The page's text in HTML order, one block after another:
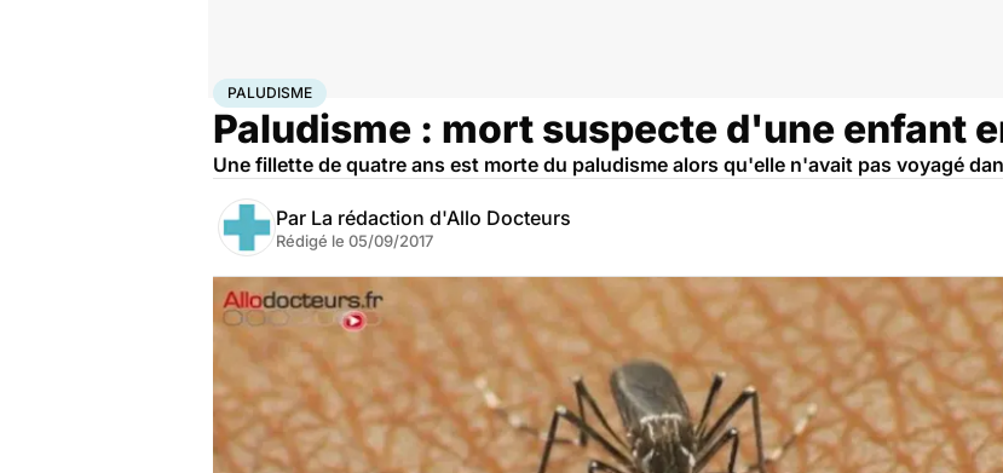
AccueilSantéPaludisme
PALUDISME
Paludisme : mort suspecte d'une enfant
Une fillette de quatre ans est morte du paludisme alors qu'elle n'avait pas voyagé
Par La rédaction d'Allo Docteurs
Rédigé le 05/09/2017